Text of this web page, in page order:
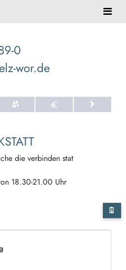
0
wor.de
die verbinden stat
18.30-21.00 Uhr